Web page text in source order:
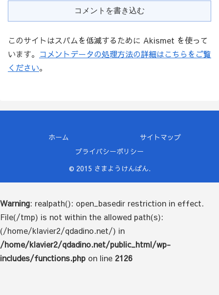
コメントを書き込む
このサイトはスパムを低減するために Akismet を使って
います。 コメントデータの処理方法の詳細はこちらをご覧
ください。
ホーム
サイトマップ
プライバシーポリシー
© 2015 さまようけんばん.
Warning: realpath(): open_basedir restriction in effect.
File(/tmp) is not within the allowed path(s):
(/home/klavier2/qdadino.net/) in
/home/klavier2/qdadino.net/public_html/wp-
includes/functions.php on line 2126